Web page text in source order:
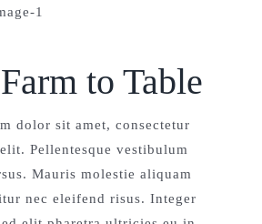
to Table
dolor sit amet, consectetur
Pellentesque vestibulum
Mauris molestie aliquam
nec eleifend risus. Integer